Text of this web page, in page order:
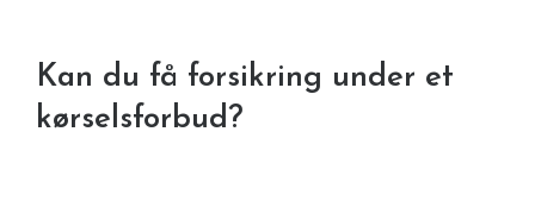
Kan du få forsikring under et
kørselsforbud?